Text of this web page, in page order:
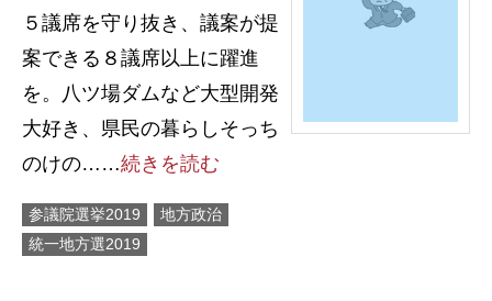
５議席を守り抜き、議案が提
案できる８議席以上に躍進
を。八ツ場ダムなど大型開発
大好き、県民の暮らしそっち
のけの……続きを読む
参議院選挙2019
地方政治
統一地方選2019